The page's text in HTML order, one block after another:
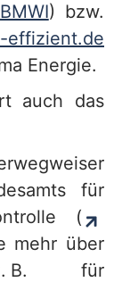
BMWI) bzw.
effizient.de
Energie.
auch das
für
(
mehr über
z. B. für